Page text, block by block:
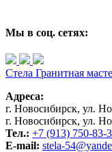
Мы в соц. сетях:
Стела Гранитная
Адреса:
г. Новосибирск, ул.
г. Новосибирск, ул.
Тел.: +7 (913) 750-83-
E-mail: stela-